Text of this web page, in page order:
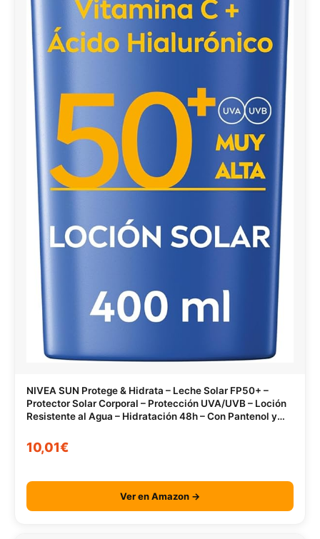
NIVEA SUN Protege & Hidrata – Leche Solar FP50+ –
Protector Solar Corporal – Protección UVA/UVB – Loción
Resistente al Agua – Hidratación 48h – Con Pantenol y
10,01€
Ver en Amazon →